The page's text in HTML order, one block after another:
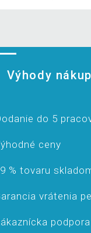
Výhody
do 5
ceny
% tovaru
vrátenia
podpora